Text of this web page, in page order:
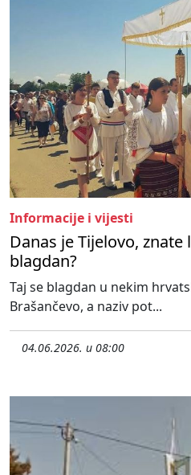
Informacije i vijesti
Danas je Tijelovo,
blagdan?
Taj se blagdan u nekim
Brašančevo, a naziv pot...
04.06.2026. u 08:00